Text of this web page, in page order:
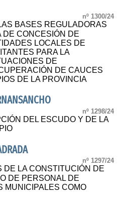
nº 1300/24
BASES REGULADORAS
DE CONCESIÓN DE
LOCALES DE
PARA LA
DE
DE CAUCES
DE LA PROVINCIA
nº 1298/24
DEL ESCUDO Y DE LA
nº 1297/24
DE LA CONSTITUCIÓN DE
DE PERSONAL DE
MUNICIPALES COMO